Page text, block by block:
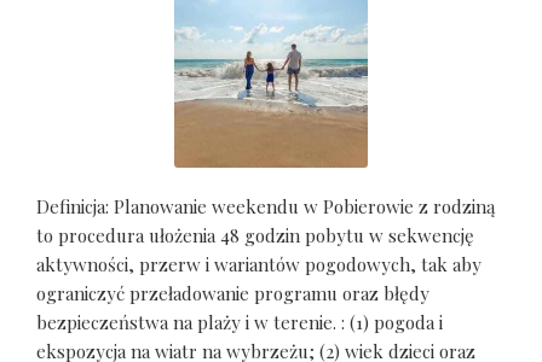
Definicja: Planowanie weekendu w Pobierowie z rodziną
to procedura ułożenia 48 godzin pobytu w sekwencję
aktywności, przerw i wariantów pogodowych, tak aby
ograniczyć przeładowanie programu oraz błędy
bezpieczeństwa na plaży i w terenie. : (1) pogoda i
ekspozycja na wiatr na wybrzeżu; (2) wiek dzieci oraz